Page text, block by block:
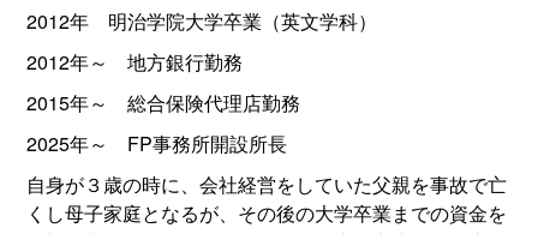
2012年 明治学院大学卒業（英文学科）
2012年～ 地方銀行勤務
2015年～ 総合保険代理店勤務
2025年～ FP事務所開設所長
自身が３歳の時に、会社経営をしていた父親を事故で亡
くし母子家庭となるが、その後の大学卒業までの資金を